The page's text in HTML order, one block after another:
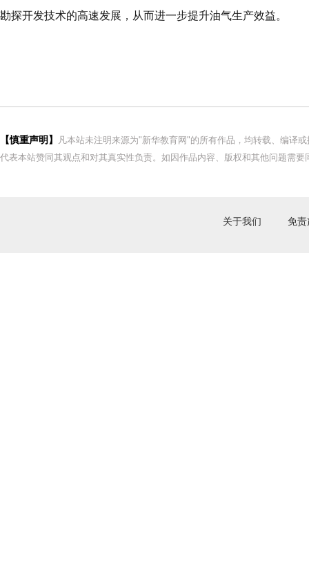
勘探开发技术的高速发展，从而进一步提升油气生产效益。
【慎重声明】
凡本站未注明来源为"新华教育网"的所有作品，均转载、编译
代表本站赞同其观点和对其真实性负责。如因作品内容、版权和其他问题需
关于我们 免责